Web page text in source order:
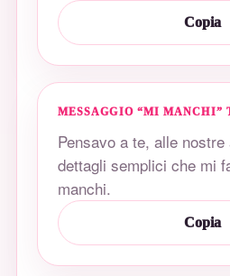
Copia
MESSAGGIO “MI MANCHI”
Pensavo a te, alle
dettagli semplici che mi
manchi.
Copia